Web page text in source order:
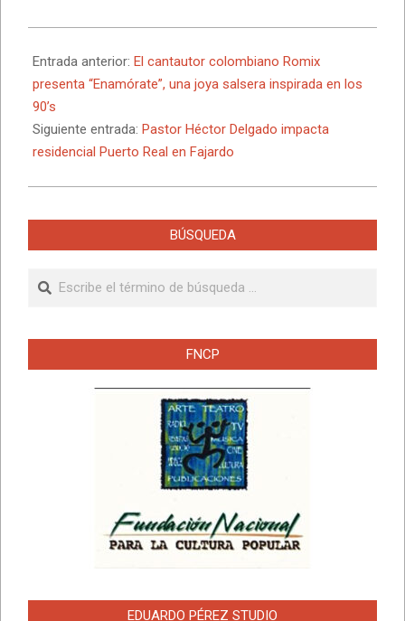
11-
07
Entrada anterior: El cantautor colombiano Romix
presenta “Enamórate”, una joya salsera inspirada en los
90’s
Siguiente entrada: Pastor Héctor Delgado impacta
residencial Puerto Real en Fajardo
BÚSQUEDA
Buscar
FNCP
EDUARDO PÉREZ STUDIO